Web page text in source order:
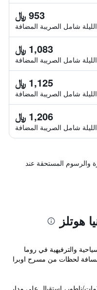
953 ﷼
شامل الصريبة المضافة
1,083 ﷼
شامل الصريبة المضافة
1,125 ﷼
شامل الصريبة المضافة
1,206 ﷼
شامل الصريبة المضافة
والرسوم المستحقة عند
هوتلز
والترفيهية في روما
لحظات من مسرح اوبرا
4 نجوم استعلامات/ناطور، استقبال على مدار